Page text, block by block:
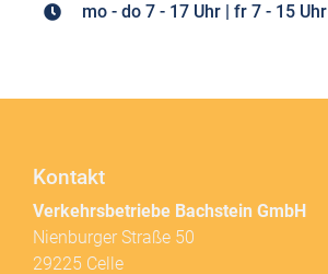
mo - do 7 - 17 Uhr | fr 7 - 15 Uhr
Kontakt
Verkehrsbetriebe Bachstein GmbH
Nienburger Straße 50
29225 Celle